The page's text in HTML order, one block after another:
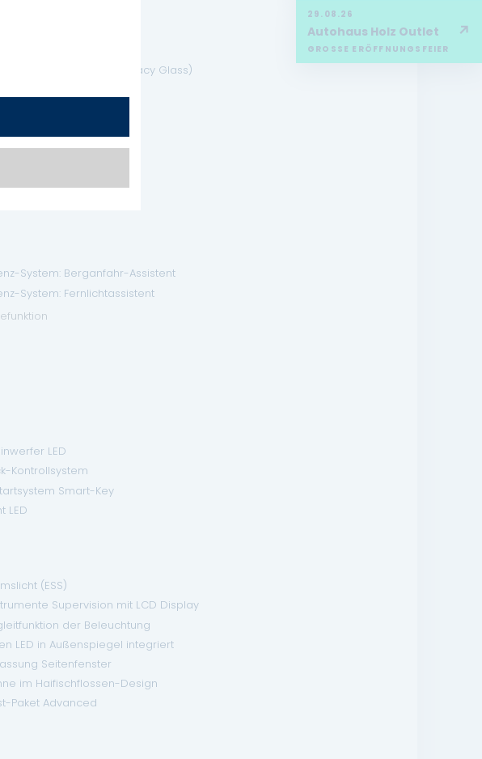
hinten abgedunkelt (Privacy Glass)
Beifahrerseite
(TCS)
für Fahrlicht
System: Berganfahr-Assistent
System: Fernlichtassistent
LED
Kontrollsystem
Smart-Key
LED
(ESS)
Supervision mit LCD Display
der Beleuchtung
LED in Außenspiegel integriert
Seitenfenster
im Haifischflossen-Design
Paket Advanced
29.08.26
Autohaus Holz Outlet
GROSSE ERÖFFNUNGSFEIER
↗